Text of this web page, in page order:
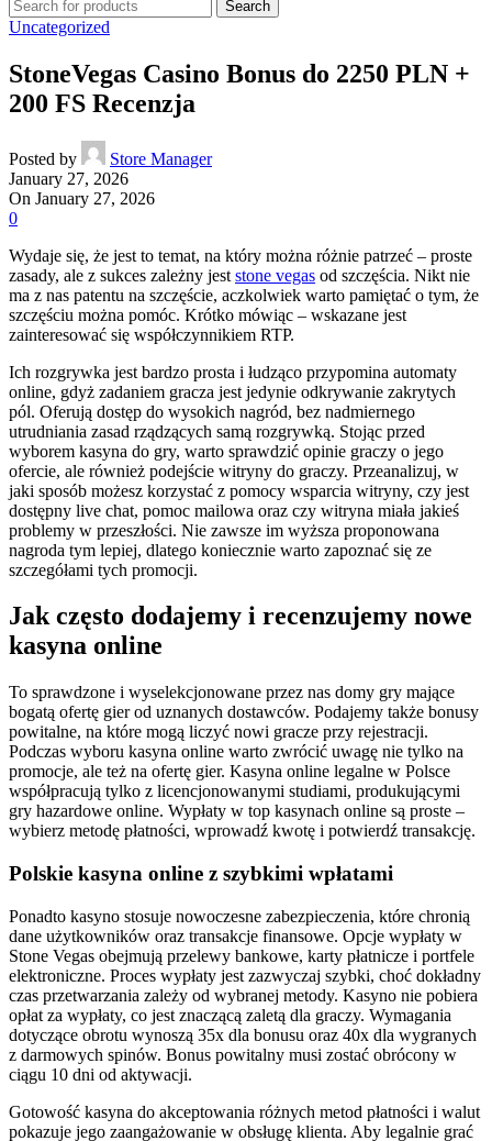
Search
Uncategorized
StoneVegas Casino Bonus do 2250 PLN +
200 FS Recenzja
Posted by
Store Manager
January 27, 2026
On January 27, 2026
0
Wydaje się, że jest to temat, na który można różnie patrzeć – proste
zasady, ale z sukces zależny jest stone vegas od szczęścia. Nikt nie
ma z nas patentu na szczęście, aczkolwiek warto pamiętać o tym, że
szczęściu można pomóc. Krótko mówiąc – wskazane jest
zainteresować się współczynnikiem RTP.
Ich rozgrywka jest bardzo prosta i łudząco przypomina automaty
online, gdyż zadaniem gracza jest jedynie odkrywanie zakrytych
pól. Oferują dostęp do wysokich nagród, bez nadmiernego
utrudniania zasad rządzących samą rozgrywką. Stojąc przed
wyborem kasyna do gry, warto sprawdzić opinie graczy o jego
ofercie, ale również podejście witryny do graczy. Przeanalizuj, w
jaki sposób możesz korzystać z pomocy wsparcia witryny, czy jest
dostępny live chat, pomoc mailowa oraz czy witryna miała jakieś
problemy w przeszłości. Nie zawsze im wyższa proponowana
nagroda tym lepiej, dlatego koniecznie warto zapoznać się ze
szczegółami tych promocji.
Jak często dodajemy i recenzujemy nowe
kasyna online
To sprawdzone i wyselekcjonowane przez nas domy gry mające
bogatą ofertę gier od uznanych dostawców. Podajemy także bonusy
powitalne, na które mogą liczyć nowi gracze przy rejestracji.
Podczas wyboru kasyna online warto zwrócić uwagę nie tylko na
promocje, ale też na ofertę gier. Kasyna online legalne w Polsce
współpracują tylko z licencjonowanymi studiami, produkującymi
gry hazardowe online. Wypłaty w top kasynach online są proste –
wybierz metodę płatności, wprowadź kwotę i potwierdź transakcję.
Polskie kasyna online z szybkimi wpłatami
Ponadto kasyno stosuje nowoczesne zabezpieczenia, które chronią
dane użytkowników oraz transakcje finansowe. Opcje wypłaty w
Stone Vegas obejmują przelewy bankowe, karty płatnicze i portfele
elektroniczne. Proces wypłaty jest zazwyczaj szybki, choć dokładny
czas przetwarzania zależy od wybranej metody. Kasyno nie pobiera
opłat za wypłaty, co jest znaczącą zaletą dla graczy. Wymagania
dotyczące obrotu wynoszą 35x dla bonusu oraz 40x dla wygranych
z darmowych spinów. Bonus powitalny musi zostać obrócony w
ciągu 10 dni od aktywacji.
Gotowość kasyna do akceptowania różnych metod płatności i walut
pokazuje jego zaangażowanie w obsługę klienta. Aby legalnie grać